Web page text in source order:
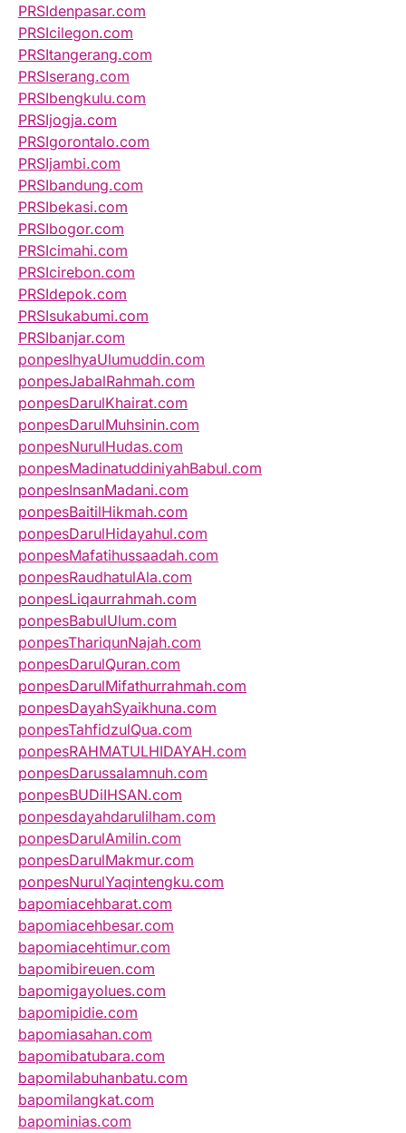
PRSIdenpasar.com
PRSIcilegon.com
PRSItangerang.com
PRSIserang.com
PRSIbengkulu.com
PRSIjogja.com
PRSIgorontalo.com
PRSIjambi.com
PRSIbandung.com
PRSIbekasi.com
PRSIbogor.com
PRSIcimahi.com
PRSIcirebon.com
PRSIdepok.com
PRSIsukabumi.com
PRSIbanjar.com
ponpesIhyaUlumuddin.com
ponpesJabalRahmah.com
ponpesDarulKhairat.com
ponpesDarulMuhsinin.com
ponpesNurulHudas.com
ponpesMadinatuddiniyahBabul.com
ponpesInsanMadani.com
ponpesBaitilHikmah.com
ponpesDarulHidayahul.com
ponpesMafatihussaadah.com
ponpesRaudhatulAla.com
ponpesLiqaurrahmah.com
ponpesBabulUlum.com
ponpesThariqunNajah.com
ponpesDarulQuran.com
ponpesDarulMifathurrahmah.com
ponpesDayahSyaikhuna.com
ponpesTahfidzulQua.com
ponpesRAHMATULHIDAYAH.com
ponpesDarussalamnuh.com
ponpesBUDiIHSAN.com
ponpesdayahdarulilham.com
ponpesDarulAmilin.com
ponpesDarulMakmur.com
ponpesNurulYaqintengku.com
bapomiacehbarat.com
bapomiacehbesar.com
bapomiacehtimur.com
bapomibireuen.com
bapomigayolues.com
bapomipidie.com
bapomiasahan.com
bapomibatubara.com
bapomilabuhanbatu.com
bapomilangkat.com
bapominias.com